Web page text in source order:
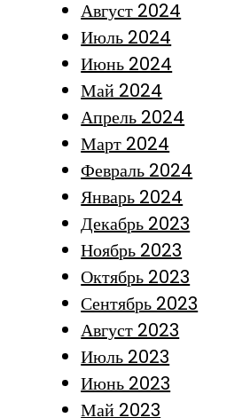
Август 2024
Июль 2024
Июнь 2024
Май 2024
Апрель 2024
Март 2024
Февраль 2024
Январь 2024
Декабрь 2023
Ноябрь 2023
Октябрь 2023
Сентябрь 2023
Август 2023
Июль 2023
Июнь 2023
Май 2023